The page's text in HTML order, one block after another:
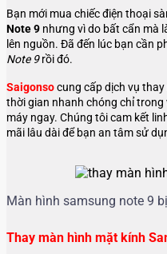
Bạn mới mua chiếc điện thoại
Note 9 nhưng vì do bất cẩn mà
lên nguồn. Đã đến lúc bạn cần
Note 9rồi đó.
Saigonsocung cấp dịch vụ
thời gian nhanh chóng chỉ
máy ngay. Chúng tôi cam kết
mãi lâu dài để bạn an tâm sử
Màn hình samsung note 9
Thay màn hình mặt kính